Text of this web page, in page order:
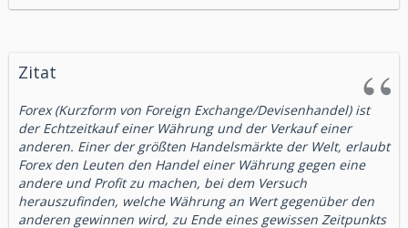
Zitat
Forex (Kurzform von Foreign Exchange/Devisenhandel) ist
der Echtzeitkauf einer Währung und der Verkauf einer
anderen. Einer der größten Handelsmärkte der Welt, erlaubt
Forex den Leuten den Handel einer Währung gegen eine
andere und Profit zu machen, bei dem Versuch
herauszufinden, welche Währung an Wert gegenüber den
anderen gewinnen wird, zu Ende eines gewissen Zeitpunkts